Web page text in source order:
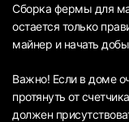
Сборка фермы для
остается только
майнер и начать
Важно! Если в доме
протянуть от
должен